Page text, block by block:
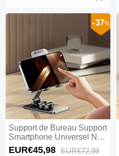
Support de Bureau Support
Smartphone Universel N06
Noir
-37%
EUR€45,98 EUR€72,99